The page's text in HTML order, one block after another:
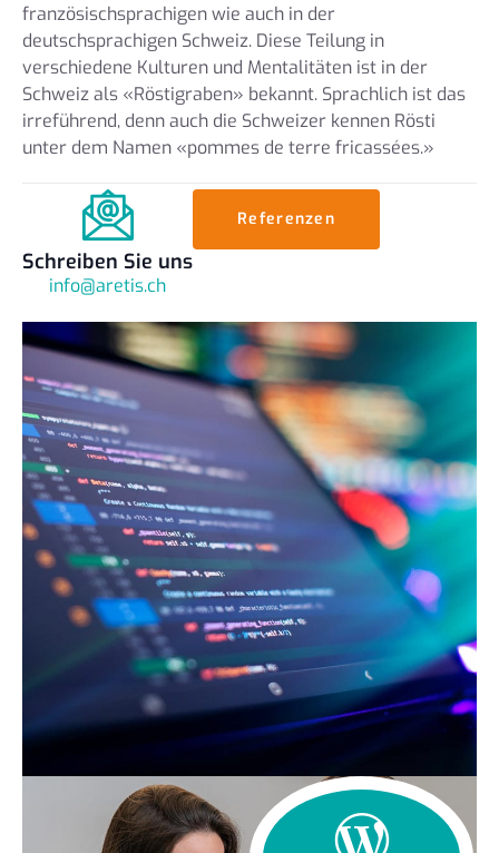
französischsprachigen wie auch in der
deutschsprachigen Schweiz. Diese Teilung in
verschiedene Kulturen und Mentalitäten ist in der
Schweiz als «Röstigraben» bekannt. Sprachlich ist das
irreführend, denn auch die Schweizer kennen Rösti
unter dem Namen «pommes de terre fricassées.»
Schreiben Sie uns
info@aretis.ch
Referenzen